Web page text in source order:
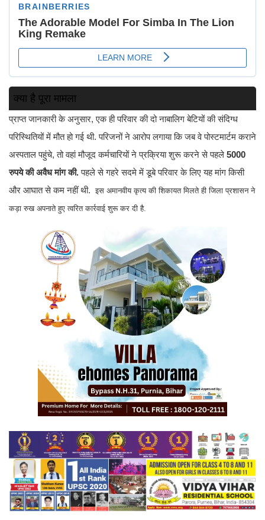
क्या है पूरा मामला
प्राप्त जानकारी के अनुसार, एक ही परिवार की दो नाबालिग बेटियों की संदिग्ध
परिस्थितियों में मौत हो गई थी. परिजनों ने आरोप लगाया कि जब वे पोस्टमार्टम कराने
अस्पताल पहुंचे, तो वहां मौजूद कर्मचारियों ने प्रक्रिया शुरू करने से पहले 5000
रुपये की अवैध मांग की.पहले से गहरे सदमे में डूबे परिवार के लिए यह मांग किसी
और आघात से कम नहीं थी. इस अमानवीय कृत्य की शिकायत मिलते ही जिला प्रशासन ने
कड़ा रुख अपनाते हुए त्वरित कार्रवाई शुरू कर दी है.